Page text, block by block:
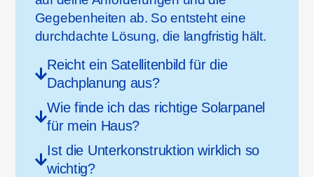
Gegebenheiten ab. So entsteht eine
durchdachte Lösung, die langfristig hält.
Reicht ein Satellitenbild für die
Dachplanung aus?​
Wie finde ich das richtige Solarpanel
für mein Haus?
Ist die Unterkonstruktion wirklich so
wichtig?